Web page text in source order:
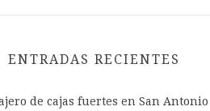
ENTRADAS RECIENTES
de cajas fuertes en San Antonio